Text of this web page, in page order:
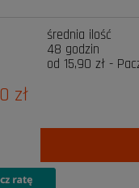
średnia ilość
48 godzin
od 15,90 zł -
Cena nie zawiera
zł